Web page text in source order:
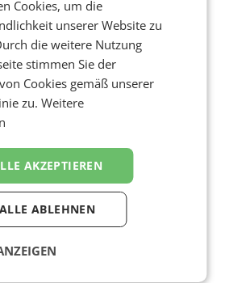
Metern, auf der Seegrube,
den transalpinen
Live im Hochgebirge Open
Podcast Inside Austria von
aufgeführt und der Standard-
(„Die Angst vor dem dritten
Renata Schmidtkunz
„Im Gespräch“ diesmal ins
Zeitungsfrühstück im Café
ChefredakteurInnen des
danach die TT-Chefredaktion
Eine weitere Premiere
Programm: Erstmals in
Live on Stage. Die
Cookies, um die
unserer Website zu
die weitere Nutzung
stimmen Sie der
Cookies gemäß unserer
zu.Weitere
AKZEPTIEREN
ALLE ABLEHNEN